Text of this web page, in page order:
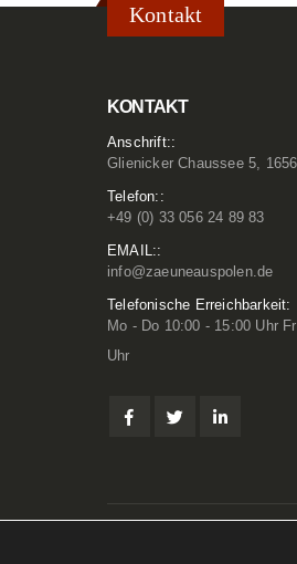
Kontakt
KONTAKT
Anschrift::
Glienicker Chaussee 5,
Telefon::
+49 (0) 33 056 24 89 83
EMAIL::
info@zaeuneauspolen.de
Telefonische Erreichbarkeit:
Mo - Do 10:00 - 15:00 Uhr
Uhr